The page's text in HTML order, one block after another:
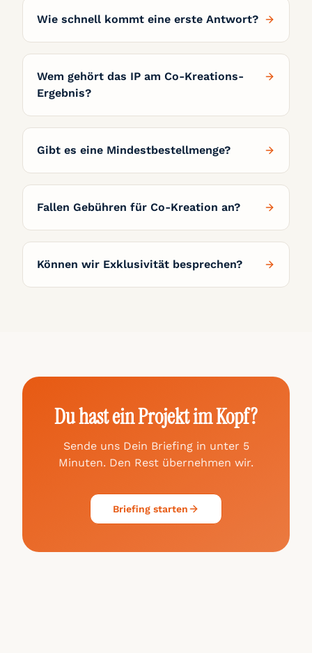
Wie schnell kommt eine erste Antwort?
Wem gehört das IP am Co-Kreations-
Ergebnis?
Gibt es eine Mindestbestellmenge?
Fallen Gebühren für Co-Kreation an?
Können wir Exklusivität besprechen?
Du hast ein Projekt im Kopf?
Sende uns Dein Briefing in unter 5
Minuten. Den Rest übernehmen wir.
Briefing starten